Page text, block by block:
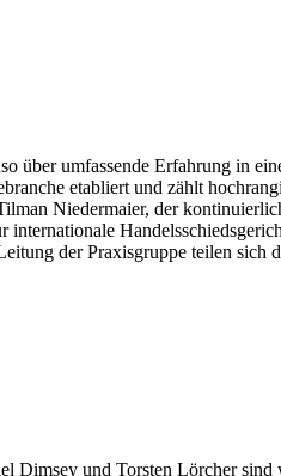
umfassende Erfahrung in
etabliert und zählt
Niedermaier, der
der Praxisgruppe teilen sich
Dimsey und Torsten Lörcher sind